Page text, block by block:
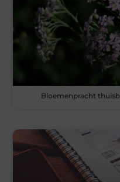
Bloemenpracht